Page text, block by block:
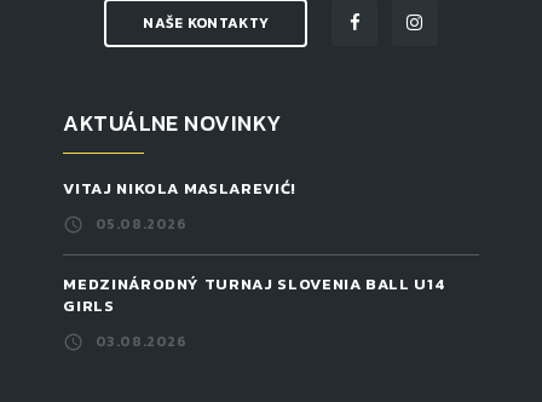
NAŠE KONTAKTY
AKTUÁLNE NOVINKY
VITAJ NIKOLA MASLAREVIĆ!
05.08.2026
MEDZINÁRODNÝ TURNAJ SLOVENIA BALL U14
GIRLS
03.08.2026